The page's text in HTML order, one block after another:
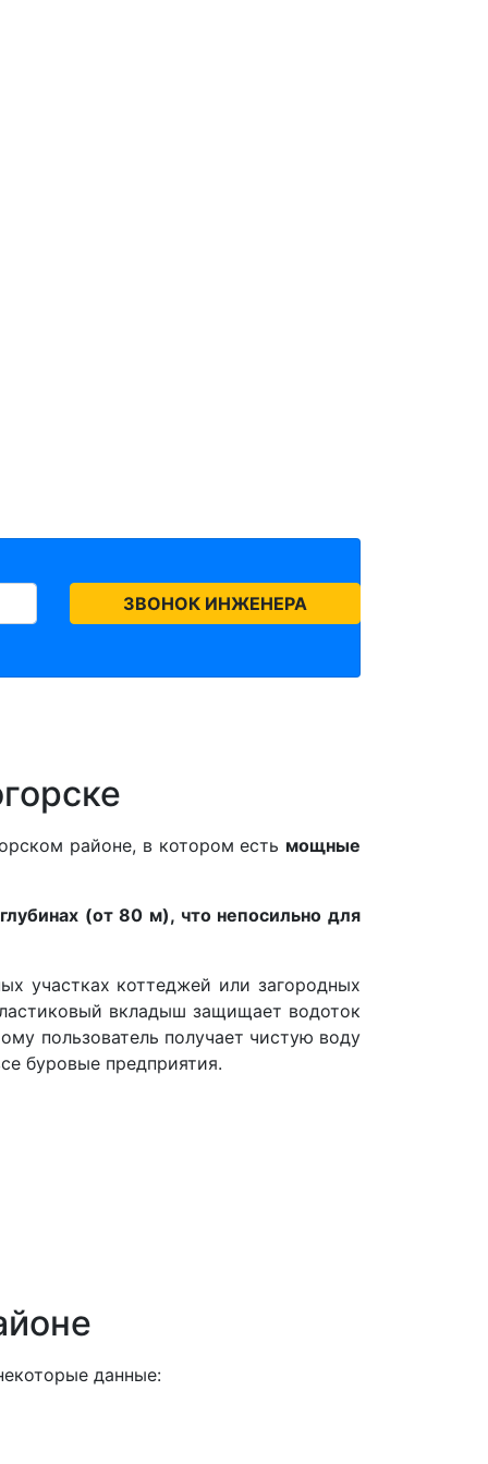
районе, в котором есть мощные
(от 80 м), что непосильно для
участках коттеджей или загородных
вкладыш защищает водоток
пользователь получает чистую воду
буровые предприятия.
данные: